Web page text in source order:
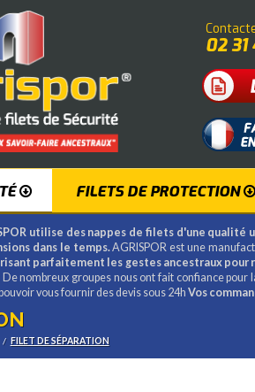
02
FILETS DE PROTECTION
utilise des nappes de filets d'une
dans le temps.AGRISPOR est une
parfaitement les gestes ancestraux pour
nombreux groupes nous ont fait confiance
vous fournir des devis sous 24hVos
/ FILET DE SÉPARATION